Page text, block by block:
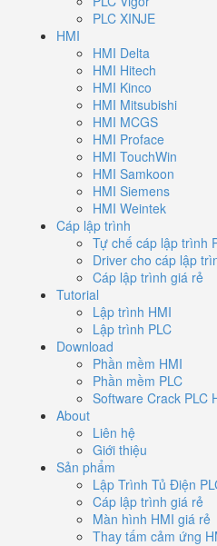
PLC XINJE
HMI
HMI Delta
HMI Hitech
HMI Kinco
HMI Mitsubishi
HMI MCGS
HMI Proface
HMI TouchWin
HMI Samkoon
HMI Siemens
HMI Weintek
Cáp lập trình
Tự chế cáp lập trình
Driver cho cáp lập
Cáp lập trình giá rẻ
Tutorial
Lập trình HMI
Lập trình PLC
Download
Phần mềm HMI
Phần mềm PLC
Software Crack PLC
About
Liên hệ
Giới thiệu
Sản phẩm
Lập Trình Tủ Điện
Cáp lập trình giá rẻ
Màn hình HMI giá rẻ
Thay tấm cảm ứng